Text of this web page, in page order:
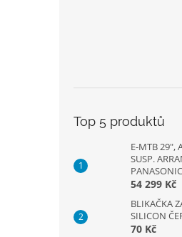
Top 5 produktů
E-MTB 29",
SUSP.
PANASONIC
54 299 Kč
BLIKAČKA
SILICON
70 Kč